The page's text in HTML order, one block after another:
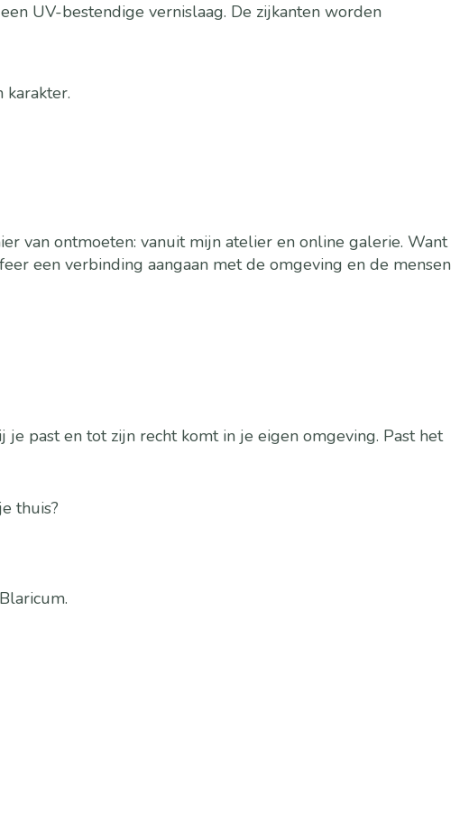
UV-bestendige vernislaag. De zijkanten worden
van ontmoeten: vanuit mijn atelier en online galerie. Want
een verbinding aangaan met de omgeving en de mensen
past en tot zijn recht komt in je eigen omgeving. Past het
thuis?